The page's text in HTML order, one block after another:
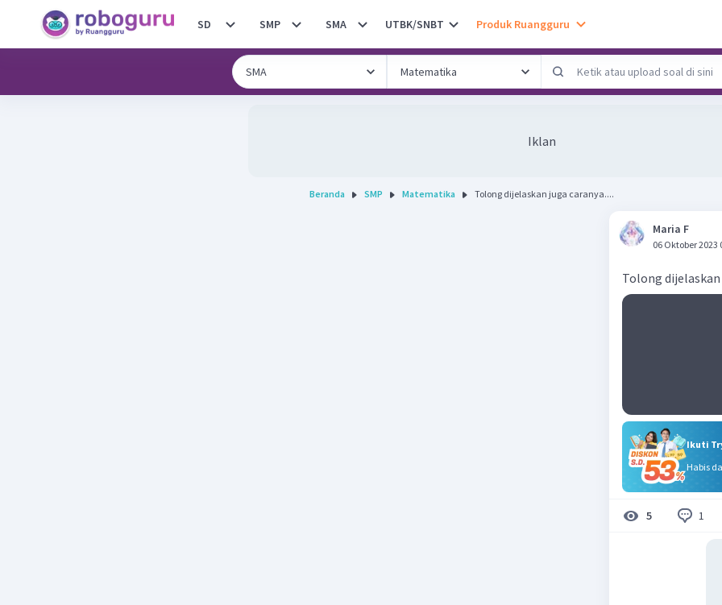
SD SMP SMA UTBK/SNBT Produk Ruangguru
Iklan
Beranda SMP Matematika Tolong dijelaskan juga caranya....
Maria F
06 Oktober 2023
Tolong dijelaskan
Ikuti
Habis
5 1